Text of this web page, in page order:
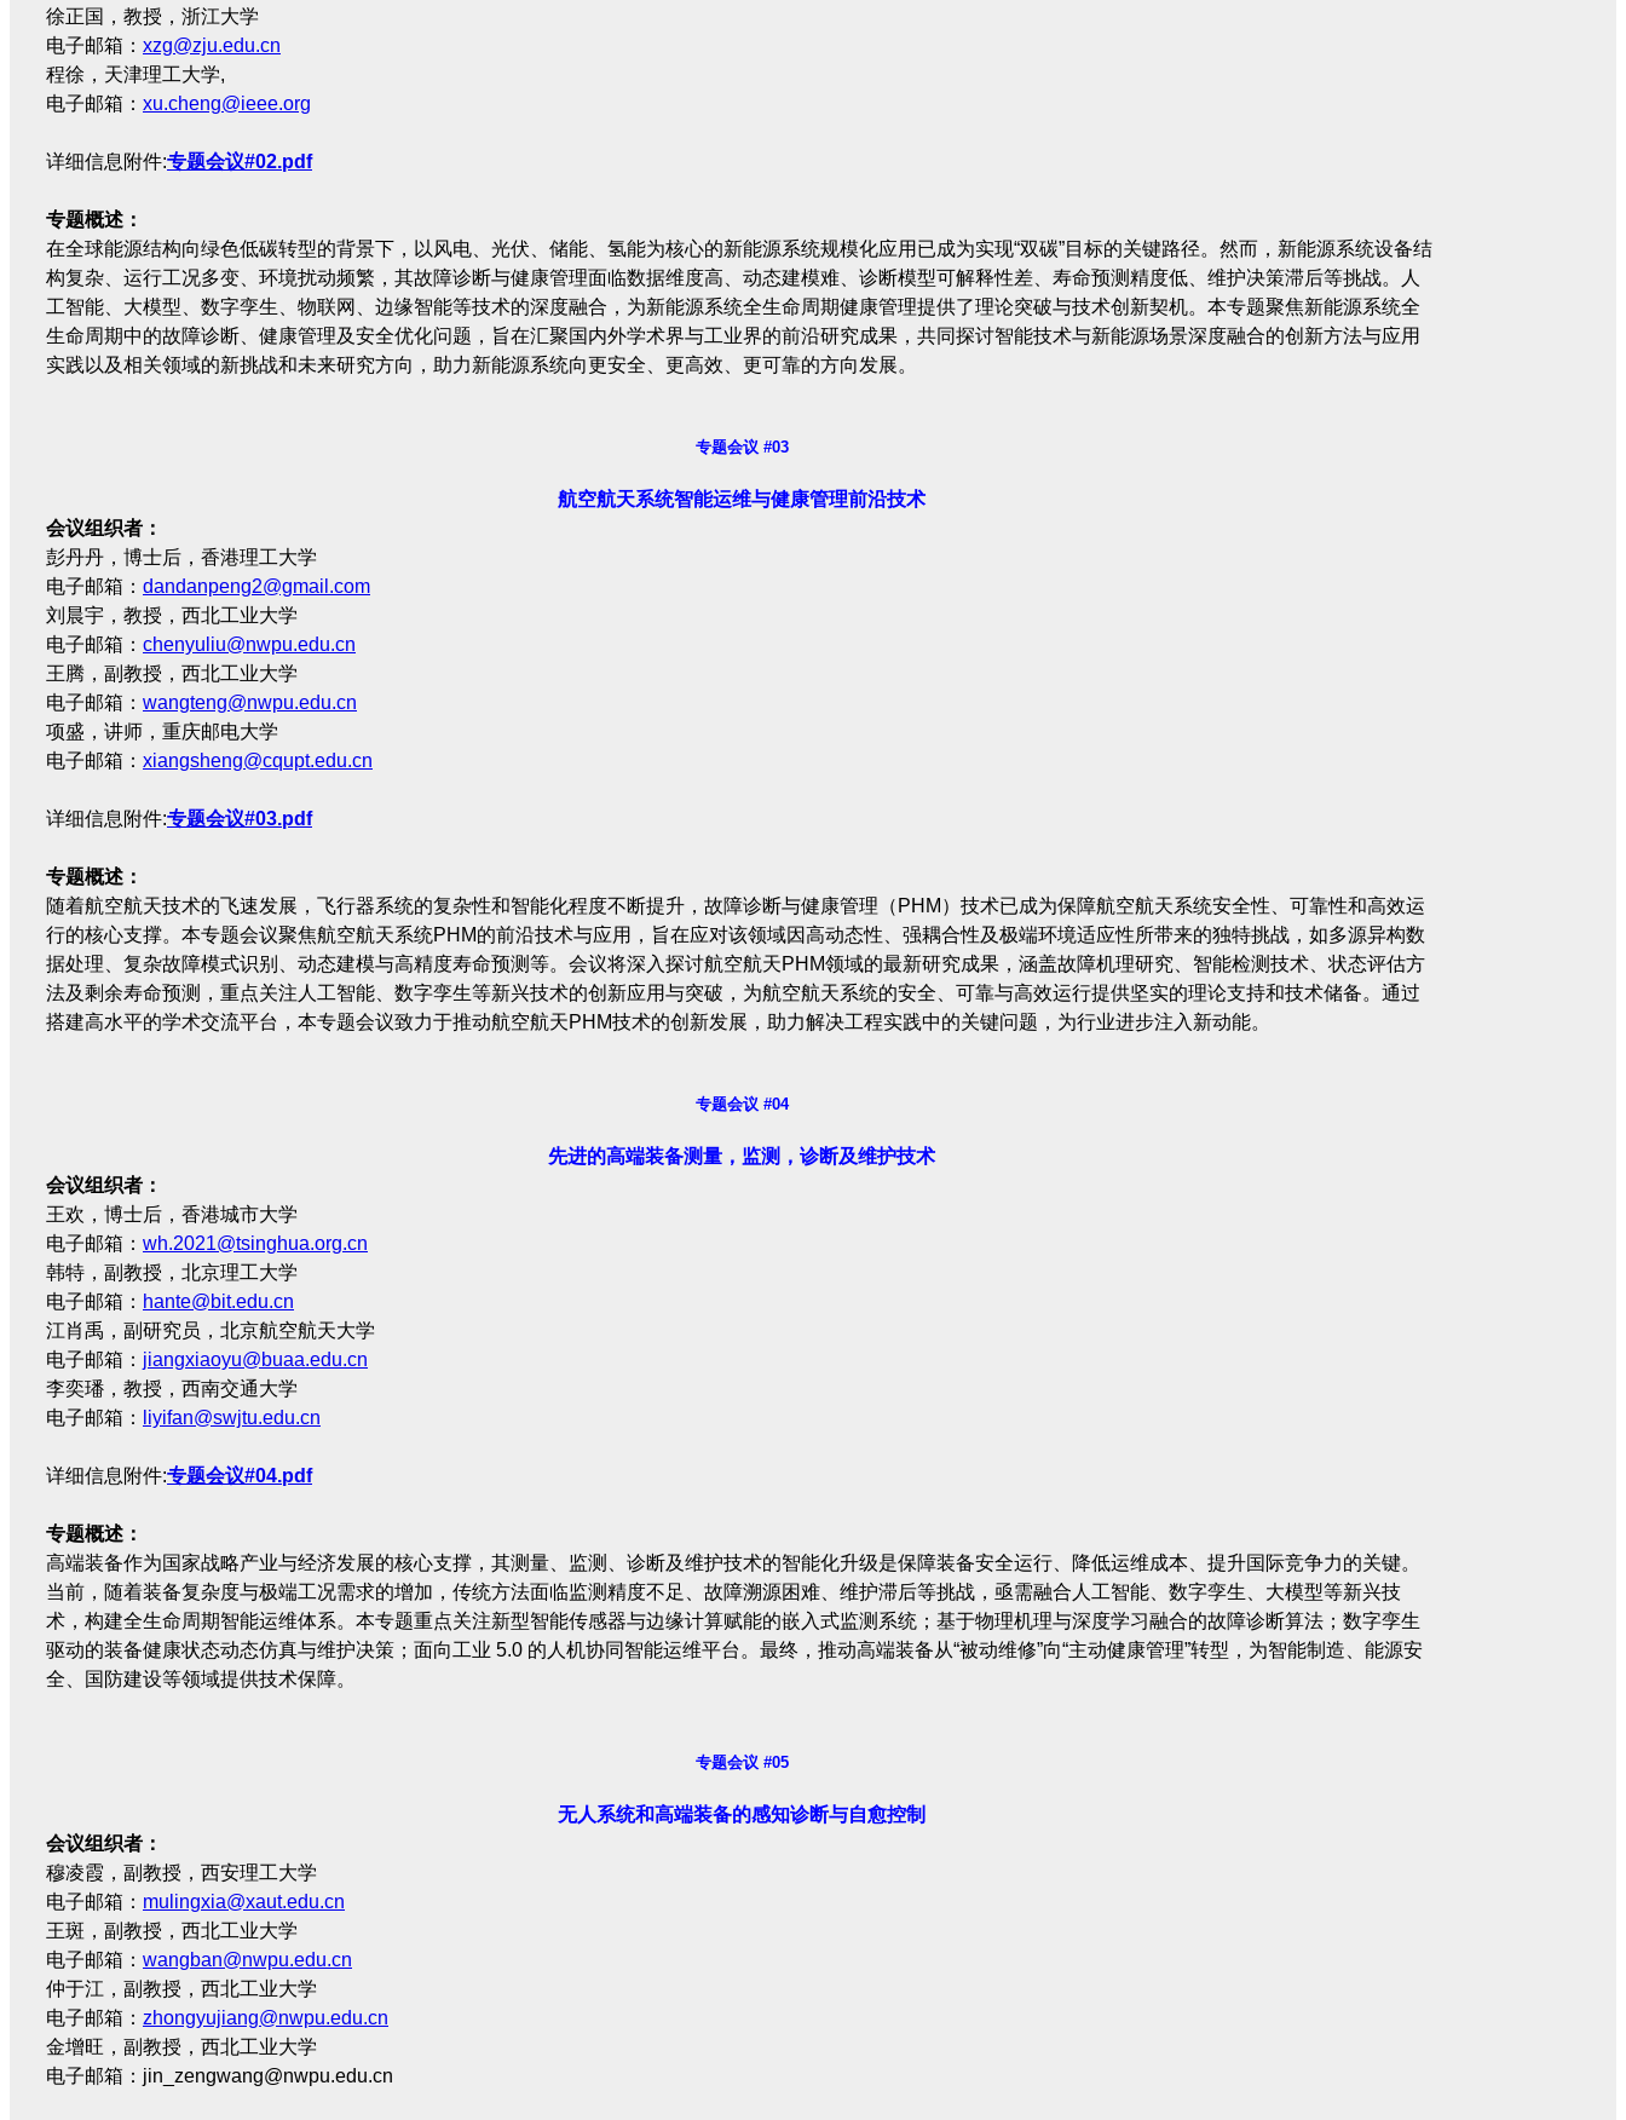
徐正国，教授，浙江大学
电子邮箱： xzg@zju.edu.cn
程徐，天津理工大学,
电子邮箱： xu.cheng@ieee.org
详细信息附件:专题会议#02.pdf
专题概述：
在全球能源结构向绿色低碳转型的背景下，以风电、光伏、储能、氢能为核心的新能源系统规模化应用已成为实现“双碳”目标的关键路径。然而，新能源系统设备结
构复杂、运行工况多变、环境扰动频繁，其故障诊断与健康管理面临数据维度高、动态建模难、诊断模型可解释性差、寿命预测精度低、维护决策滞后等挑战。人
工智能、大模型、数字孪生、物联网、边缘智能等技术的深度融合，为新能源系统全生命周期健康管理提供了理论突破与技术创新契机。本专题聚焦新能源系统全
生命周期中的故障诊断、健康管理及安全优化问题，旨在汇聚国内外学术界与工业界的前沿研究成果，共同探讨智能技术与新能源场景深度融合的创新方法与应用
实践以及相关领域的新挑战和未来研究方向，助力新能源系统向更安全、更高效、更可靠的方向发展。
专题会议 #03
航空航天系统智能运维与健康管理前沿技术
会议组织者：
彭丹丹，博士后，香港理工大学
电子邮箱： dandanpeng2@gmail.com
刘晨宇，教授，西北工业大学
电子邮箱： chenyuliu@nwpu.edu.cn
王腾，副教授，西北工业大学
电子邮箱： wangteng@nwpu.edu.cn
项盛，讲师，重庆邮电大学
电子邮箱： xiangsheng@cqupt.edu.cn
详细信息附件:专题会议#03.pdf
专题概述：
随着航空航天技术的飞速发展，飞行器系统的复杂性和智能化程度不断提升，故障诊断与健康管理（PHM）技术已成为保障航空航天系统安全性、可靠性和高效运
行的核心支撑。本专题会议聚焦航空航天系统PHM的前沿技术与应用，旨在应对该领域因高动态性、强耦合性及极端环境适应性所带来的独特挑战，如多源异构数
据处理、复杂故障模式识别、动态建模与高精度寿命预测等。会议将深入探讨航空航天PHM领域的最新研究成果，涵盖故障机理研究、智能检测技术、状态评估方
法及剩余寿命预测，重点关注人工智能、数字孪生等新兴技术的创新应用与突破，为航空航天系统的安全、可靠与高效运行提供坚实的理论支持和技术储备。通过
搭建高水平的学术交流平台，本专题会议致力于推动航空航天PHM技术的创新发展，助力解决工程实践中的关键问题，为行业进步注入新动能。
专题会议 #04
先进的高端装备测量，监测，诊断及维护技术
会议组织者：
王欢，博士后，香港城市大学
电子邮箱： wh.2021@tsinghua.org.cn
韩特，副教授，北京理工大学
电子邮箱： hante@bit.edu.cn
江肖禹，副研究员，北京航空航天大学
电子邮箱： jiangxiaoyu@buaa.edu.cn
李奕璠，教授，西南交通大学
电子邮箱：
liyifan@swjtu.edu.cn
详细信息附件:专题会议#04.pdf
专题概述：
高端装备作为国家战略产业与经济发展的核心支撑，其测量、监测、诊断及维护技术的智能化升级是保障装备安全运行、降低运维成本、提升国际竞争力的关键。
当前，随着装备复杂度与极端工况需求的增加，传统方法面临监测精度不足、故障溯源困难、维护滞后等挑战，亟需融合人工智能、数字孪生、大模型等新兴技
术，构建全生命周期智能运维体系。本专题重点关注新型智能传感器与边缘计算赋能的嵌入式监测系统；基于物理机理与深度学习融合的故障诊断算法；数字孪生
驱动的装备健康状态动态仿真与维护决策；面向工业 5.0 的人机协同智能运维平台。最终，推动高端装备从“被动维修”向“主动健康管理”转型，为智能制造、能源安
全、国防建设等领域提供技术保障。
专题会议 #05
无人系统和高端装备的感知诊断与自愈控制
会议组织者：
穆凌霞，副教授，西安理工大学
电子邮箱： mulingxia@xaut.edu.cn
王斑，副教授，西北工业大学
电子邮箱： wangban@nwpu.edu.cn
仲于江，副教授，西北工业大学
电子邮箱： zhongyujiang@nwpu.edu.cn
金增旺，副教授，西北工业大学
电子邮箱： jin_zengwang@nwpu.edu.cn